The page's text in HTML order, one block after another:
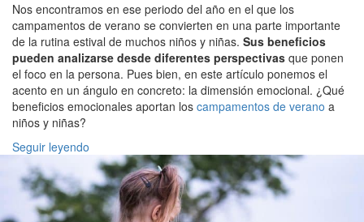
Nos encontramos en ese periodo del año en el que los
campamentos de verano se convierten en una parte importante
de la rutina estival de muchos niños y niñas. Sus beneficios
pueden analizarse desde diferentes perspectivas que ponen
el foco en la persona. Pues bien, en este artículo ponemos el
acento en un ángulo en concreto: la dimensión emocional. ¿Qué
beneficios emocionales aportan los campamentos de verano a
niños y niñas?
Seguir leyendo